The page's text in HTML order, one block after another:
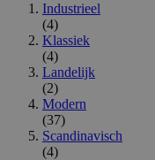
Industrieel
(4)
Klassiek
(4)
Landelijk
(2)
Modern
(37)
Scandinavisch
(4)